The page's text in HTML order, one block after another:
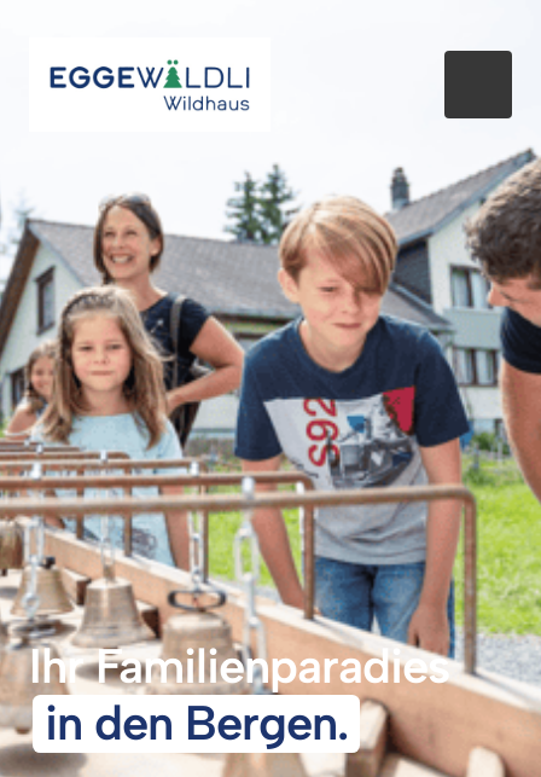
Ihr Familienparadies
in den Bergen.